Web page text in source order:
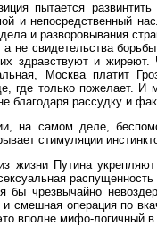
пытается
и непосредственный
и разворовывания
не свидетельства
здравствуют и
Москва платит
где только
благодаря рассудку и
на самом деле,
стимуляции
жизни Путина
чрезвычайно
смешная операция по
вполне мифо-логичный в